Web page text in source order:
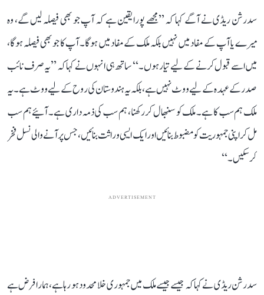
سدرشن ریڈی نے آگے کہا کہ ’’مجھے پورا یقین ہے کہ آپ جو بھی فیصلہ لیں گے، وہ
میرے یا آپ کے مفاد میں نہیں بلکہ ملک کے مفاد میں ہوگا۔ آپ کا جو بھی فیصلہ ہوگا،
میں اسے قبول کرنے کے لیے تیار ہوں۔‘‘ ساتھ ہی انہوں نے کہا کہ ’’یہ صرف نائب
صدر کے عہدہ کے لیے ووٹ نہیں ہے، بلکہ یہ ہندوستان کی روح کے لیے ووٹ ہے۔ یہ
ملک ہم سب کا ہے۔ ملک کو سنبھال کر رکھنا، ہم سب کی ذمہ داری ہے۔ آئیے ہم سب
مل کر اپنی جمہوریت کو مضبوط بنائیں اور ایک ایسی وراثت بنائیں، جس پر آنے والی نسل فخر
کر سکیں۔‘‘
ADVERTISEMENT
سدرشن ریڈی نے کہا کہ جیسے جیسے ملک میں جمہوری خلا محدود ہو رہا ہے، ہمارا فرض ہے